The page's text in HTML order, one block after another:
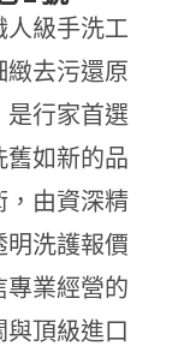
人級手洗工
緻去污還原
是行家首選
舊如新的品
，由資深精
明洗護報價
專業經營的
頂級進口